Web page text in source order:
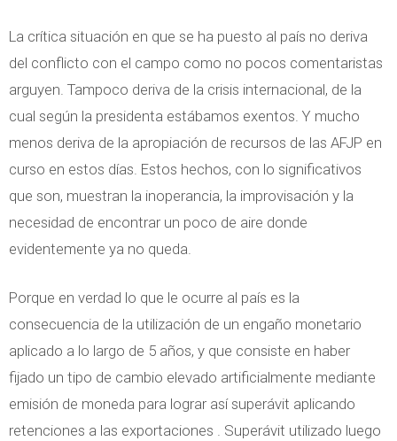
La crítica situación en que se ha puesto al país no deriva
del conflicto con el campo como no pocos comentaristas
arguyen. Tampoco deriva de la crisis internacional, de la
cual según la presidenta estábamos exentos. Y mucho
menos deriva de la apropiación de recursos de las AFJP en
curso en estos días. Estos hechos, con lo significativos
que son, muestran la inoperancia, la improvisación y la
necesidad de encontrar un poco de aire donde
evidentemente ya no queda.
Porque en verdad lo que le ocurre al país es la
consecuencia de la utilización de un engaño monetario
aplicado a lo largo de 5 años, y que consiste en haber
fijado un tipo de cambio elevado artificialmente mediante
emisión de moneda para lograr así superávit aplicando
retenciones a las exportaciones . Superávit utilizado luego